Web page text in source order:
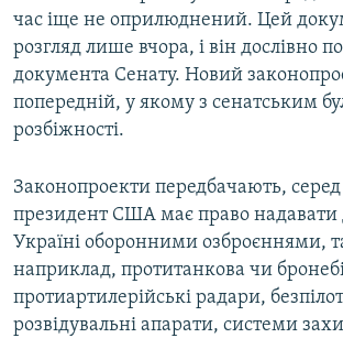
час іще не оприлюднений. Цей
розгляд лише вчора, і він дослівно
документа Сенату. Новий
попередній, у якому з сенатським
розбіжності.
Законопроекти передбачають,
президент США має право надавати
Україні оборонними озброєннями,
наприклад, протитанкова чи
протиартилерійські радари,
розвідувальні апарати, системи